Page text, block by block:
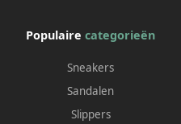
Populaire categorieën
Sneakers
Sandalen
Slippers